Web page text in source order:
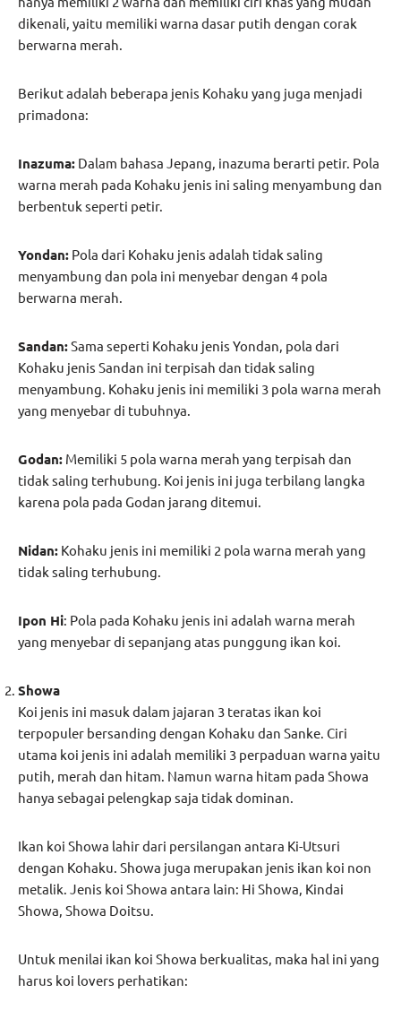
dikenali, yaitu memiliki warna dasar putih dengan corak
berwarna merah.
Berikut adalah beberapa jenis Kohaku yang juga menjadi
primadona:
Inazuma: Dalam bahasa Jepang, inazuma berarti petir. Pola
warna merah pada Kohaku jenis ini saling menyambung dan
berbentuk seperti petir.
Yondan: Pola dari Kohaku jenis adalah tidak saling
menyambung dan pola ini menyebar dengan 4 pola
berwarna merah.
Sandan:Sama seperti Kohaku jenis Yondan, pola dari
Kohaku jenis Sandan ini terpisah dan tidak saling
menyambung. Kohaku jenis ini memiliki 3 pola warna merah
yang menyebar di tubuhnya.
Godan: Memiliki 5 pola warna merah yang terpisah dan
tidak saling terhubung. Koi jenis ini juga terbilang langka
karena pola pada Godan jarang ditemui.
Nidan: Kohaku jenis ini memiliki 2 pola warna merah yang
tidak saling terhubung.
Ipon Hi: Pola pada Kohaku jenis ini adalah warna merah
yang menyebar di sepanjang atas punggung ikan koi.
Showa
Koi jenis ini masuk dalam jajaran 3 teratas ikan koi
terpopuler bersanding dengan Kohaku dan Sanke. Ciri
utama koi jenis ini adalah memiliki 3 perpaduan warna yaitu
putih, merah dan hitam. Namun warna hitam pada Showa
hanya sebagai pelengkap saja tidak dominan.
Ikan koi Showa lahir dari persilangan antara Ki-Utsuri
dengan Kohaku. Showa juga merupakan jenis ikan koi non
metalik. Jenis koi Showa antara lain: Hi Showa, Kindai
Showa, Showa Doitsu.
Untuk menilai ikan koi Showa berkualitas, maka hal ini yang
harus koi lovers perhatikan: